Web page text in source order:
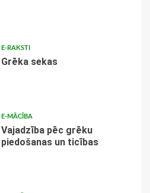
E-RAKSTI
Grēka sekas
E-MĀCĪBA
Vajadzība pēc grēku
piedošanas un ticības